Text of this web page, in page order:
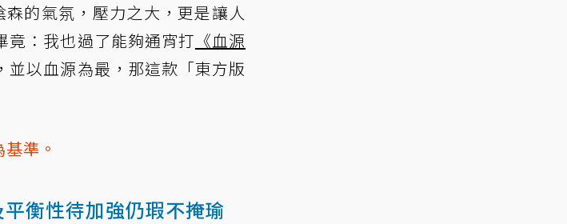
的氣氛，壓力之大，更是讓人
竟：我也過了能夠通宵打 《血源
以血源為最，那這款「東方版
準。
衡性待加強仍瑕不掩瑜